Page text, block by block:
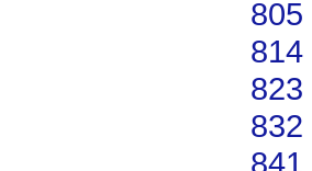
805
814
823
832
841